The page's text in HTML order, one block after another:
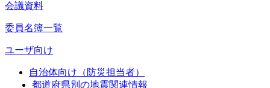
会議資料
委員名簿一覧
ユーザ向け
自治体向け（防災担当者）
都道府県別の地震関連情報